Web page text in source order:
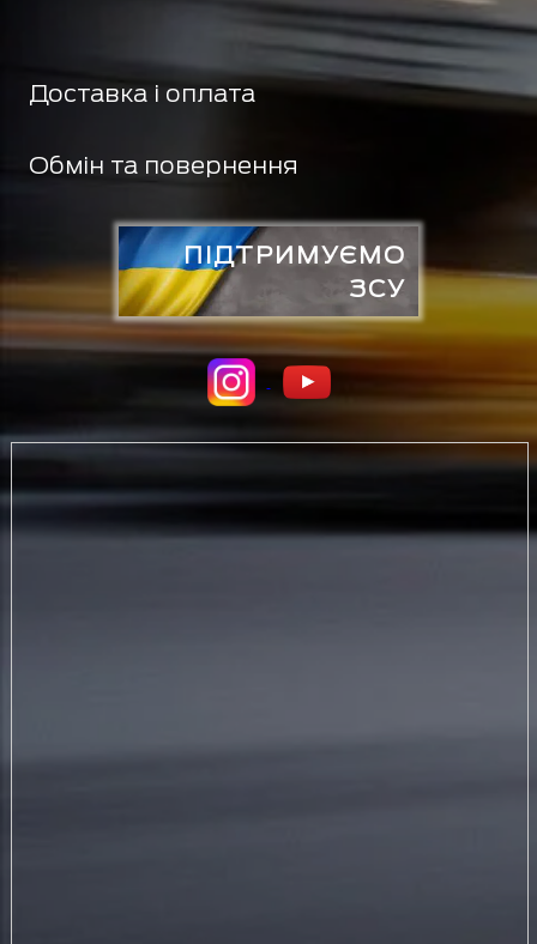
Доставка і оплата
Обмін та повернення
ПІДТРИМУЄМО
ЗСУ